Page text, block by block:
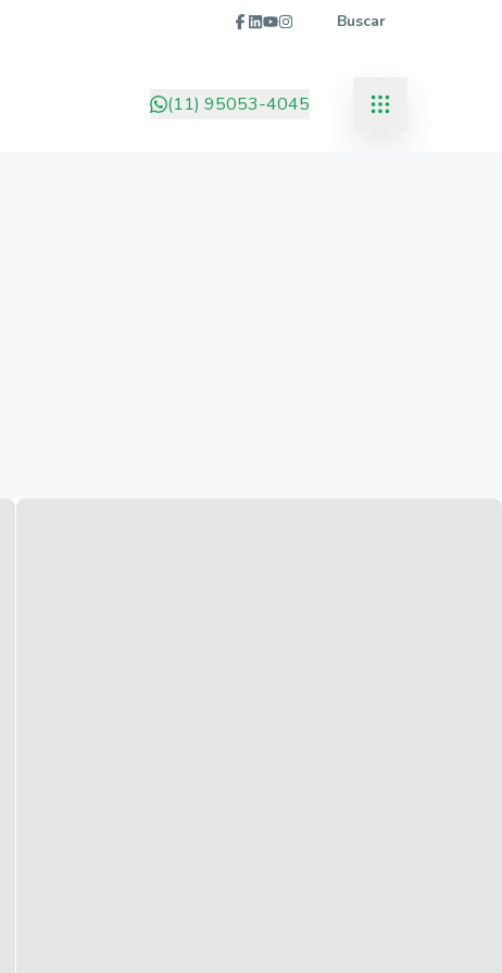
Buscar
(11) 95053-4045